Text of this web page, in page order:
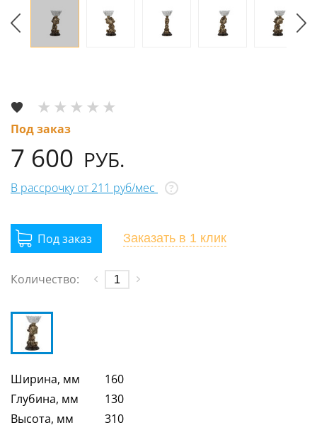
Под заказ
7 600 РУБ.
В рассрочку от 211 руб/мес ?
Заказать в 1 клик
Количество:
Ширина, мм
160
Глубина, мм
130
Высота, мм
310